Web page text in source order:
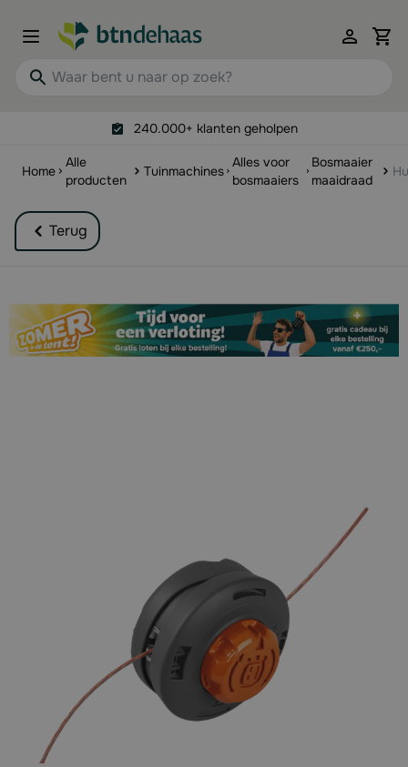
Waar bent u naar op zoek?
240.000+ klanten geholpen
Home
Alle
producten
Tuinmachines
Alles voor
bosmaaiers
Bosmaaier
maaidraad
Terug